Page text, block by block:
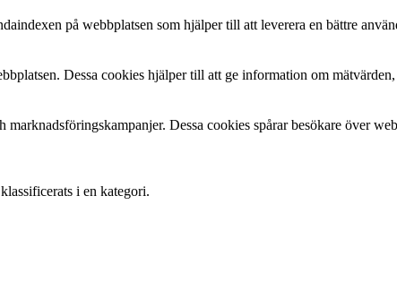
på webbplatsen som hjälper till att leverera en bättre
Dessa cookies hjälper till att ge information om
Dessa cookies spårar besökare över
i en kategori.